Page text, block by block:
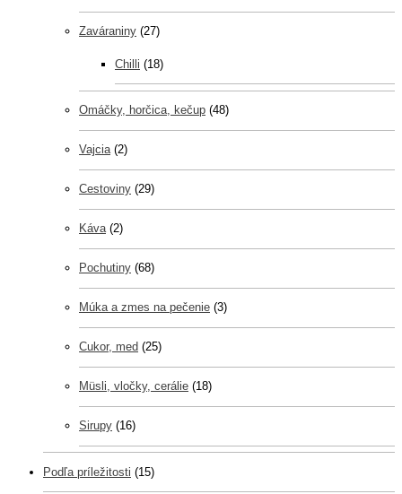
Zaváraniny (27)
Chilli (18)
Omáčky, horčica, kečup (48)
Vajcia (2)
Cestoviny (29)
Káva (2)
Pochutiny (68)
Múka a zmes na pečenie (3)
Cukor, med (25)
Müsli, vločky, cerálie (18)
Sirupy (16)
Podľa príležitosti (15)